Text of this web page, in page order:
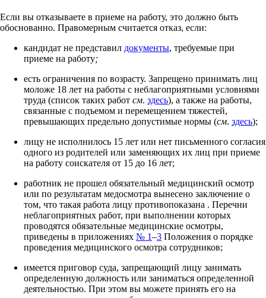
Если вы отказываете в приеме на работу, это должно быть
обоснованно. Правомерным считается отказ, если:
кандидат не представил документы, требуемые при
приеме на работу;
есть ограничения по возрасту. Запрещено принимать лиц
моложе 18 лет на работы с неблагоприятными условиями
труда (список таких работ см. здесь), а также на работы,
связанные с подъемом и перемещением тяжестей,
превышающих предельно допустимые нормы (см. здесь);
лицу не исполнилось 15 лет или нет письменного согласия
одного из родителей или заменяющих их лиц при приеме
на работу соискателя от 15 до 16 лет;
работник не прошел обязательный медицинский осмотр
или по результатам медосмотра вынесено заключение о
том, что такая работа лицу противопоказана . Перечни
неблагоприятных работ, при выполнении которых
проводятся обязательные медицинские осмотры,
приведены в приложениях № 1–3 Положения о порядке
проведения медицинского осмотра сотрудников;
имеется приговор суда, запрещающий лицу занимать
определенную должность или заниматься определенной
деятельностью. При этом вы можете принять его на